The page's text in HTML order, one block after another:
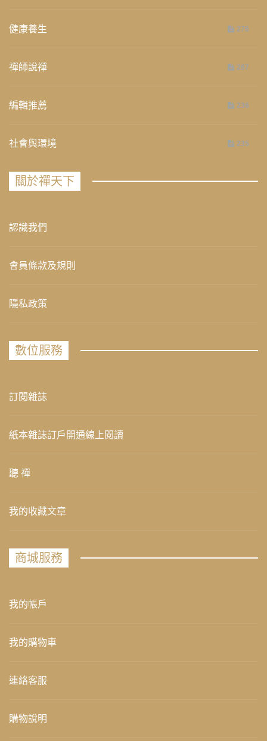
健康養生 276
禪師說禪 267
編輯推薦 236
社會與環境 235
關於禪天下
認識我們
會員條款及規則
隱私政策
數位服務
訂閱雜誌
紙本雜誌訂戶開通線上閱讀
聽 禪
我的收藏文章
商城服務
我的帳戶
我的購物車
連絡客服
購物說明